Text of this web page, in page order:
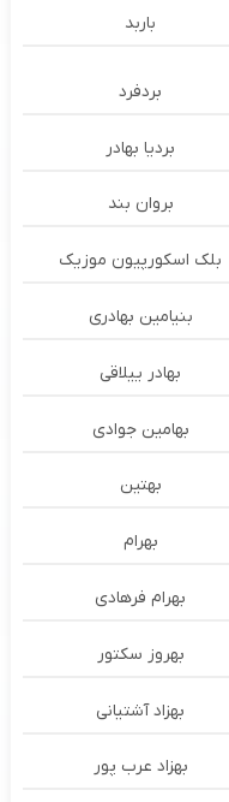
باربد
بردفرد
بردیا بهادر
بروان بند
بلک اسکورپیون موزیک
بنیامین بهادری
بهادر ییلاقی
بهامین جوادی
بهتین
بهرام
بهرام فرهادی
بهروز سکتور
بهزاد آشتیانی
بهزاد عرب پور